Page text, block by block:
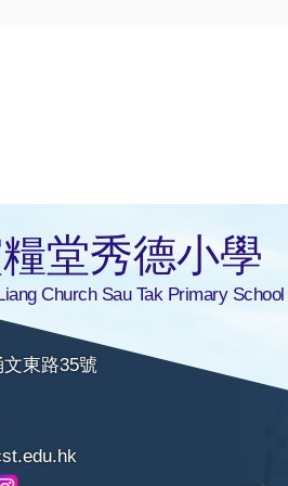
堂秀德小學
Church Sau Tak Primary School
東路35號